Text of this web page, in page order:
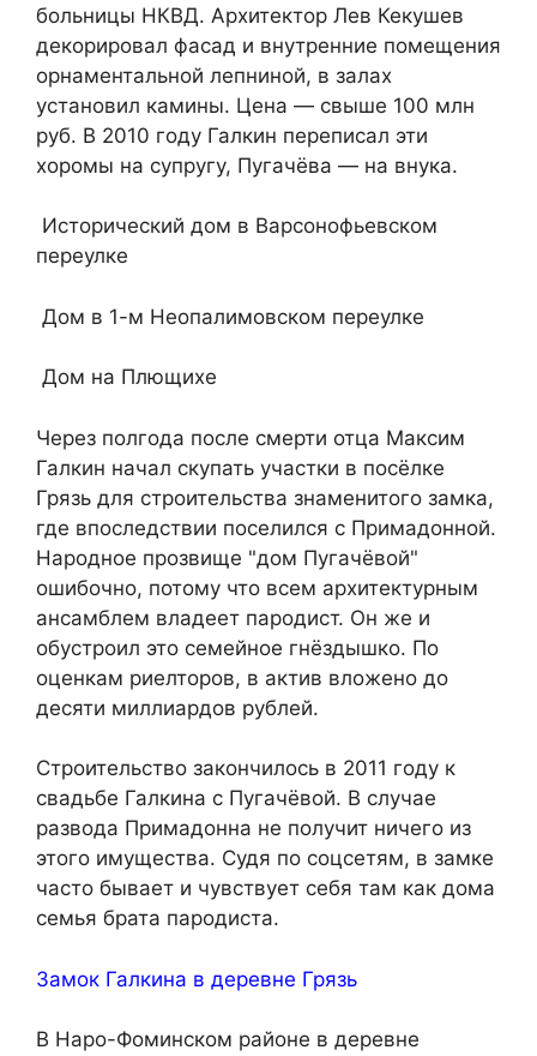
больницы НКВД. Архитектор Лев Кекушев
декорировал фасад и внутренние помещения
орнаментальной лепниной, в залах
установил камины. Цена — свыше 100 млн
руб. В 2010 году Галкин переписал эти
хоромы на супругу, Пугачёва — на внука.
Исторический дом в Варсонофьевском
переулке
Дом в 1-м Неопалимовском переулке
Дом на Плющихе
Через полгода после смерти отца Максим
Галкин начал скупать участки в посёлке
Грязь для строительства знаменитого замка,
где впоследствии поселился с Примадонной.
Народное прозвище "дом Пугачёвой"
ошибочно, потому что всем архитектурным
ансамблем владеет пародист. Он же и
обустроил это семейное гнёздышко. По
оценкам риелторов, в актив вложено до
десяти миллиардов рублей.
Строительство закончилось в 2011 году к
свадьбе Галкина с Пугачёвой. В случае
развода Примадонна не получит ничего из
этого имущества. Судя по соцсетям, в замке
часто бывает и чувствует себя там как дома
семья брата пародиста.
Замок Галкина в деревне Грязь
В Наро-Фоминском районе в деревне